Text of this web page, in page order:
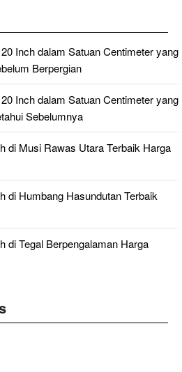
Inch dalam Satuan Centimeter yang
Berpergian
Inch dalam Satuan Centimeter yang
Sebelumnya
di Musi Rawas Utara Terbaik Harga
di Humbang Hasundutan Terbaik
di Tegal Berpengalaman Harga